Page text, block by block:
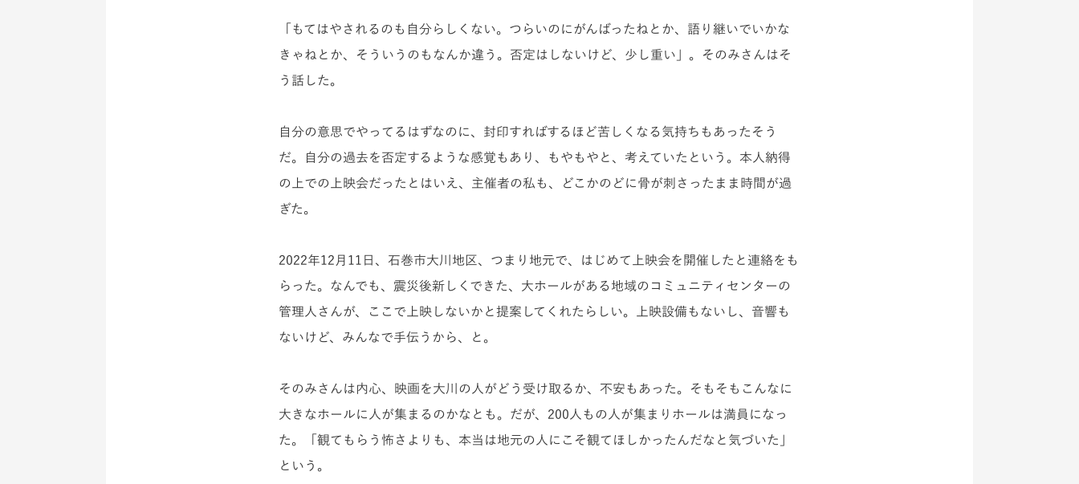
「もてはやされるのも自分らしくない。つらいのにがんばったねとか、語り継いでいかな
きゃねとか、そういうのもなんか違う。否定はしないけど、少し重い」。そのみさんはそ
う話した。
自分の意思でやってるはずなのに、封印すればするほど苦しくなる気持ちもあった そう
だ。自分の過去を否定するような感覚もあ り、
もやもやと、考えていたという。本人納得
の上での上映会だったとはいえ、主催者の私も、どこかのどに骨が刺さったまま時間が過
ぎた。
2022年12月11日、石巻市大川地区、つまり地元で、はじめて上映会を開催したと連絡をも
らった。なんでも、震災後新しくできた、大ホールがある地域のコミュニティセンターの
管理人さんが、ここで上映しないかと提案してくれたらしい。上映設備もないし、音響も
ないけど、みんなで手伝うから、と。
そのみさんは内心、映画を大川の人がどう受け取るか、不安もあった。そもそもこんなに
大きなホールに人が集まるのかなとも。だが、200人もの人が集まりホールは満員になっ
た。「観てもらう怖さよりも、本当は地元の人にこそ観てほしかったんだなと気づいた」
という。